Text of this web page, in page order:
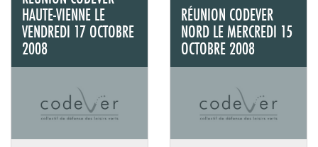
HAUTE-VIENNE LE
VENDREDI 17 OCTOBRE
2008
RÉUNION CODEVER
NORD LE MERCREDI 15
OCTOBRE 2008